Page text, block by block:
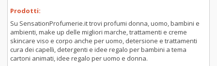
Prodotti:
Su SensationProfumerie.it trovi profumi donna, uomo, bambini e
ambienti, make up delle migliori marche, trattamenti e creme
skincare viso e corpo anche per uomo, detersione e trattamenti
cura dei capelli, detergenti e idee regalo per bambini a tema
cartoni animati, idee regalo per uomo e donna.